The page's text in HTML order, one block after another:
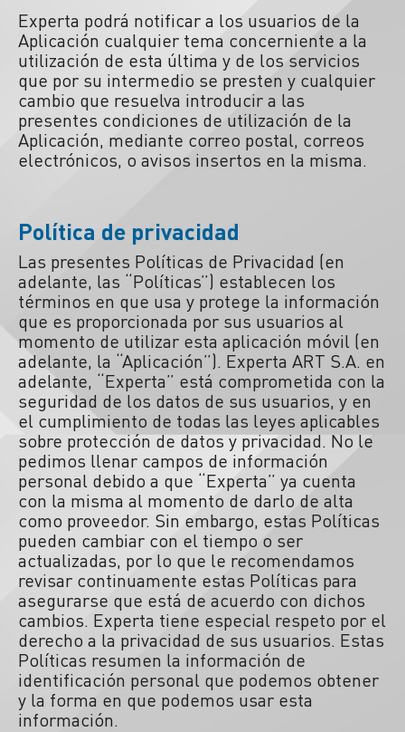
Experta podrá notificar a los usuarios de la
Aplicación cualquier tema concerniente a la
utilización de esta última y de los servicios
que por su intermedio se presten y cualquier
cambio que resuelva introducir a las
presentes condiciones de utilización de la
Aplicación, mediante correo postal, correos
electrónicos, o avisos insertos en la misma.
Política de privacidad
Las presentes Políticas de Privacidad (en
adelante, las “Políticas”) establecen los
términos en que usa y protege la información
que es proporcionada por sus usuarios al
momento de utilizar esta aplicación móvil (en
adelante, la “Aplicación”). Experta ART S.A. en
adelante, “Experta” está comprometida con la
seguridad de los datos de sus usuarios, y en
el cumplimiento de todas las leyes aplicables
sobre protección de datos y privacidad. No le
pedimos llenar campos de información
personal debido a que “Experta” ya cuenta
con la misma al momento de darlo de alta
como proveedor. Sin embargo, estas Políticas
pueden cambiar con el tiempo o ser
actualizadas, por lo que le recomendamos
revisar continuamente estas Políticas para
asegurarse que está de acuerdo con dichos
cambios. Experta tiene especial respeto por el
derecho a la privacidad de sus usuarios. Estas
Políticas resumen la información de
identificación personal que podemos obtener
y la forma en que podemos usar esta
información.